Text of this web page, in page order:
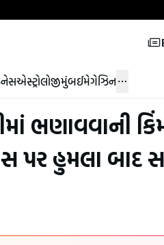
એસ્ટ્રોલોજીમુંબઈમેગેઝિન
ભણાવવાની
પર હુમલા